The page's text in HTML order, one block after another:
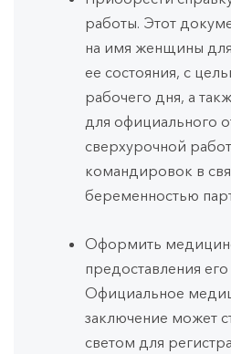
работы. Этот
на имя женщины
ее состояния, с
рабочего дня, а
для официального
сверхурочной
командировок в
беременностью
Оформить
предоставления
Официальное
заключение может
светом для